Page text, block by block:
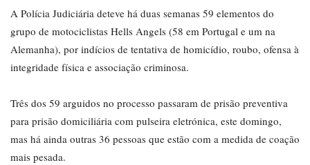
A Polícia Judiciária deteve há duas semanas 59 elementos do
grupo de motociclistas Hells Angels (58 em Portugal e um na
Alemanha), por indícios de tentativa de homicídio, roubo, ofensa à
integridade física e associação criminosa.
Três dos 59 arguidos no processo passaram de prisão preventiva
para prisão domiciliária com pulseira eletrónica, este domingo,
mas há ainda outras 36 pessoas que estão com a medida de coação
mais pesada.